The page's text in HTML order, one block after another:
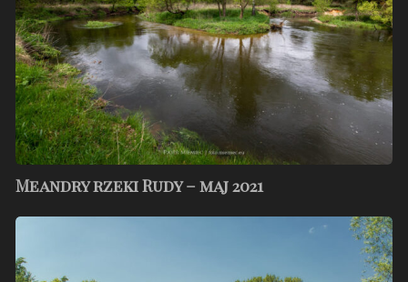
maj
2021
Meandry rzeki Rudy – maj 2021
Meandry
–